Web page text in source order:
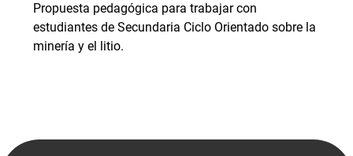
Propuesta pedagógica para trabajar con
estudiantes de Secundaria Ciclo Orientado sobre la
minería y el litio.